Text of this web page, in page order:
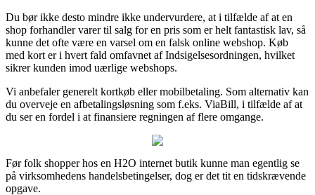
Du bør ikke desto mindre ikke undervurdere, at i tilfælde af at en
shop forhandler varer til salg for en pris som er helt fantastisk lav, så
kunne det ofte være en varsel om en falsk online webshop. Køb
med kort er i hvert fald omfavnet af Indsigelsesordningen, hvilket
sikrer kunden imod uærlige webshops.
Vi anbefaler generelt kortkøb eller mobilbetaling. Som alternativ kan
du overveje en afbetalingsløsning som f.eks. ViaBill, i tilfælde af at
du ser en fordel i at finansiere regningen af flere omgange.
Før folk shopper hos en H2O internet butik kunne man egentlig se
på virksomhedens handelsbetingelser, dog er det tit en tidskrævende
opgave.